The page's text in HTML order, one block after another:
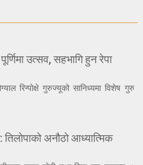
उत्सव, सहभागि हुन रेपा
रिन्पोक्षे गुरुज्यूको सानिध्यमा विशेष गुरु
अनौठो आध्यात्मिक